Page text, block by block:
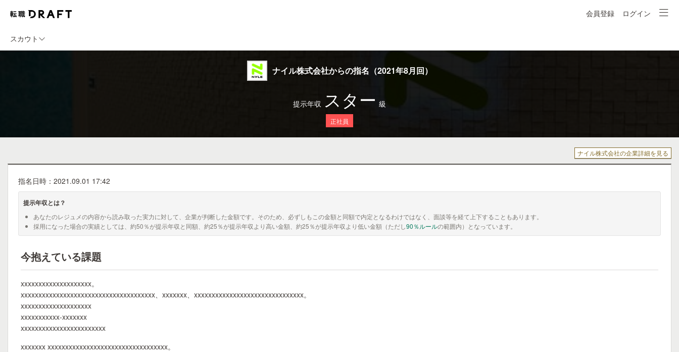
会員登録 ログイン
スカウト
ナイル株式会社からの指名（2021年8月回）
提示年収 スター 級
正社員
ナイル株式会社の企業詳細を見る
指名日時：2021.09.01 17:42
提示年収とは？
あなたのレジュメの内容から読み取った実力に対して、企業が判断した金額です。そのため、必ずしもこの金額と同額で内定となるわけではなく、面談等を経て上下することもあります。
採用になった場合の実績としては、約50％が提示年収と同額、約25％が提示年収より高い金額、約25％が提示年収より低い金額（ただし90％ルールの範囲内）となっています。
今抱えている課題
xxxxxxxxxxxxxxxxxxxx。
xxxxxxxxxxxxxxxxxxxxxxxxxxxxxxxxxxxxxx、xxxxxxx、xxxxxxxxxxxxxxxxxxxxxxxxxxxxxxx。
xxxxxxxxxxxxxxxxxxxx
xxxxxxxxxxx-xxxxxxx
xxxxxxxxxxxxxxxxxxxxxxxx
xxxxxxx xxxxxxxxxxxxxxxxxxxxxxxxxxxxxxxxxx。